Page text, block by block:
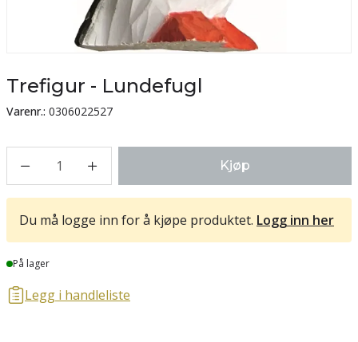
Trefigur - Lundefugl
Varenr.: 0306022527
1 Kjøp
Du må logge inn for å kjøpe produktet. Logg inn her
Lager
På lager
Legg i handleliste